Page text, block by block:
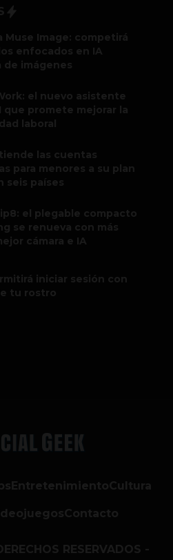
Muse Image: competirá
enfocados en IA
de imágenes
el nuevo asistente
que promete mejorar la
laboral
las cuentas
para menores a su plan
seis países
el plegable compacto
se renueva con más
cámara e IA
iniciar sesión con
tu rostro